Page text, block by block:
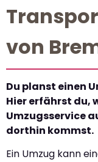
von
Du planst einen
Hier erfährst du,
Umzugsservice
dorthin kommst.
Ein Umzug kann